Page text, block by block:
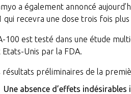
a également annoncé
qui recevra une dose trois fois
100 est testé dans une étude
Etats-Unis par la FDA.
résultats préliminaires de la
Une absence d’effets indésirables